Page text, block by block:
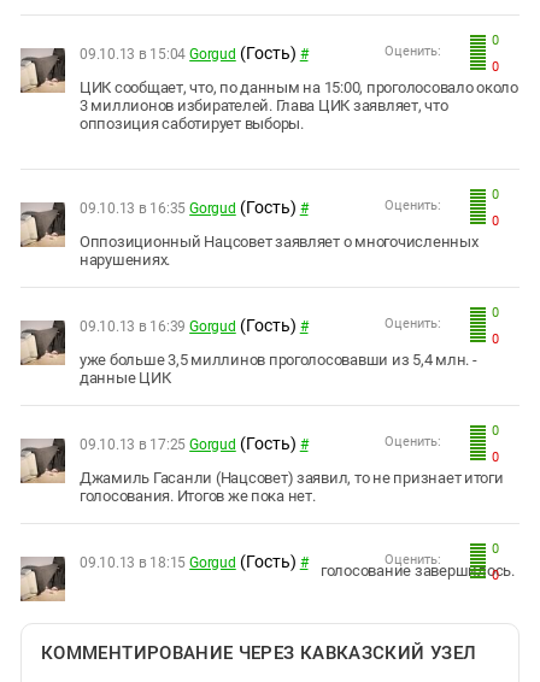
0
0
Оценить:
09.10.13 в 15:04 Gorgud (Гость) #
ЦИК сообщает, что, по данным на 15:00, проголосовало около
3 миллионов избирателей. Глава ЦИК заявляет, что
оппозиция саботирует выборы.
0
0
Оценить:
09.10.13 в 16:35 Gorgud (Гость) #
Оппозиционный Нацсовет заявляет о многочисленных
нарушениях.
0
0
Оценить:
09.10.13 в 16:39 Gorgud (Гость) #
уже больше 3,5 миллинов проголосовавши из 5,4 млн. -
данные ЦИК
0
0
Оценить:
09.10.13 в 17:25 Gorgud (Гость) #
Джамиль Гасанли (Нацсовет) заявил, то не признает итоги
голосования. Итогов же пока нет.
0
0
Оценить:
09.10.13 в 18:15 Gorgud (Гость) # голосование завершилось.
КОММЕНТИРОВАНИЕ ЧЕРЕЗ КАВКАЗСКИЙ УЗЕЛ